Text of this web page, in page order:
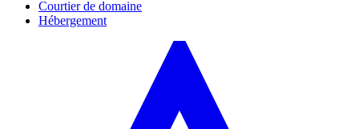
Courtier de domaine
Hébergement